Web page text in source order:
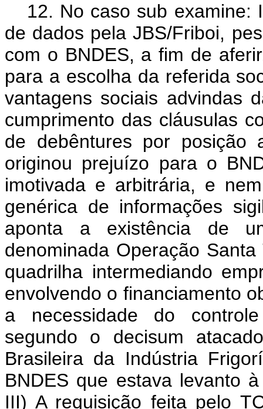
12. No caso sub examine:
de dados pela JBS/Friboi,
com o BNDES, a fim de
para a escolha da referida
vantagens sociais advindas
cumprimento das cláusulas
de debêntures por posição
originou prejuízo para o
imotivada e arbitrária, e
genérica de informações
aponta a existência de
denominada Operação
quadrilha intermediando
envolvendo o financiamento
a necessidade do
segundo o decisum
Brasileira da Indústria
BNDES que estava levanto
III) A requisição feita pelo